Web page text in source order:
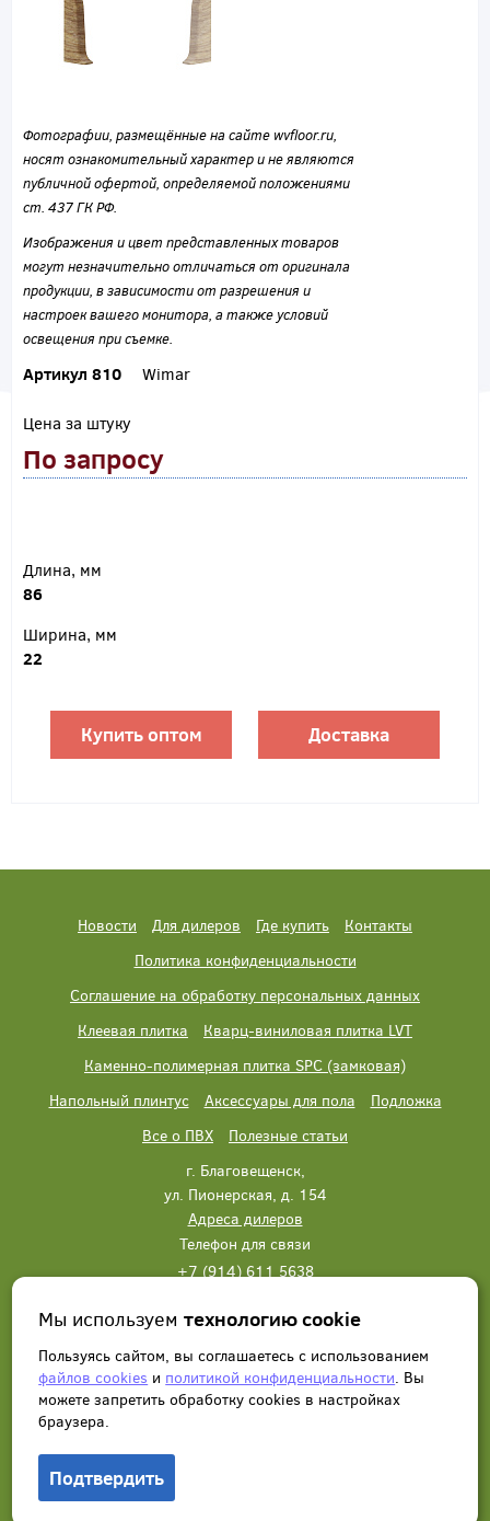
Фотографии, размещённые на сайте wvfloor.ru,
носят ознакомительный характер и не являются
публичной офертой, определяемой положениями
ст. 437 ГК РФ.
Изображения и цвет представленных товаров
могут незначительно отличаться от оригинала
продукции, в зависимости от разрешения и
настроек вашего монитора, а также условий
освещения при съемке.
Артикул 810 Wimar
Цена за штуку
По запросу
Длина, мм
86
Ширина, мм
22
Купить оптом Доставка
Новости Для дилеров Где купить
Контакты
Политика конфиденциальности
Соглашение на обработку персональных данных
Клеевая плитка
Кварц-виниловая плитка LVT
Каменно-полимерная плитка SPC (замковая)
Напольный плинтус
Аксессуары для пола
Подложка
Все о ПВХ
Полезные статьи
г. Благовещенск,
ул. Пионерская, д. 154
Адреса дилеров
Телефон для связи
+7 (914) 611 5638
Написать нам Заказать звонок
Мы используемтехнологию cookie
Пользуясь сайтом, вы соглашаетесь с использованием
файлов cookies и политикой конфиденциальности. Вы
можете запретить обработку сookies в настройках
браузера.
Подтвердить